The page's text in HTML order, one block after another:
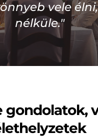
vele
nélküle."
gondolatok,